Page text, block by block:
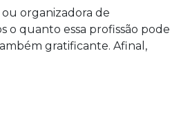
ou organizadora de
o quanto essa profissão pode
gratificante. Afinal,